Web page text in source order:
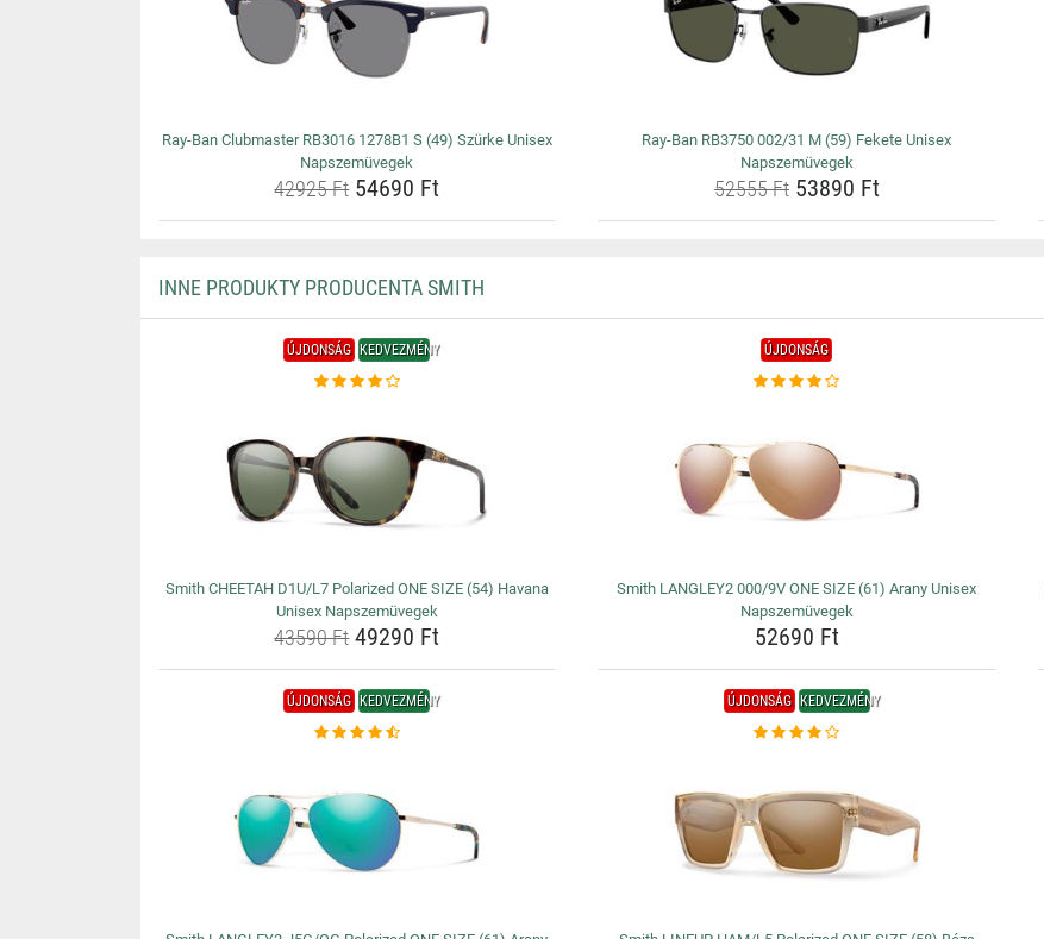
Ray-Ban Clubmaster RB3016 1278B1 S (49) Szürke Unisex
Napszemüvegek
42925 Ft54690 Ft
Ray-Ban RB3750 002/31 M (59) Fekete Unisex
Napszemüvegek
52555 Ft53890 Ft
INNE PRODUKTY PRODUCENTA SMITH
ÚJDONSÁG KEDVEZMÉNY
Smith CHEETAH D1U/L7 Polarized ONE SIZE (54) Havana
Unisex Napszemüvegek
43590 Ft49290 Ft
ÚJDONSÁG
Smith LANGLEY2 000/9V ONE SIZE (61) Arany Unisex
Napszemüvegek
52690 Ft
ÚJDONSÁG KEDVEZMÉNY ÚJDONSÁG KEDVEZMÉNY